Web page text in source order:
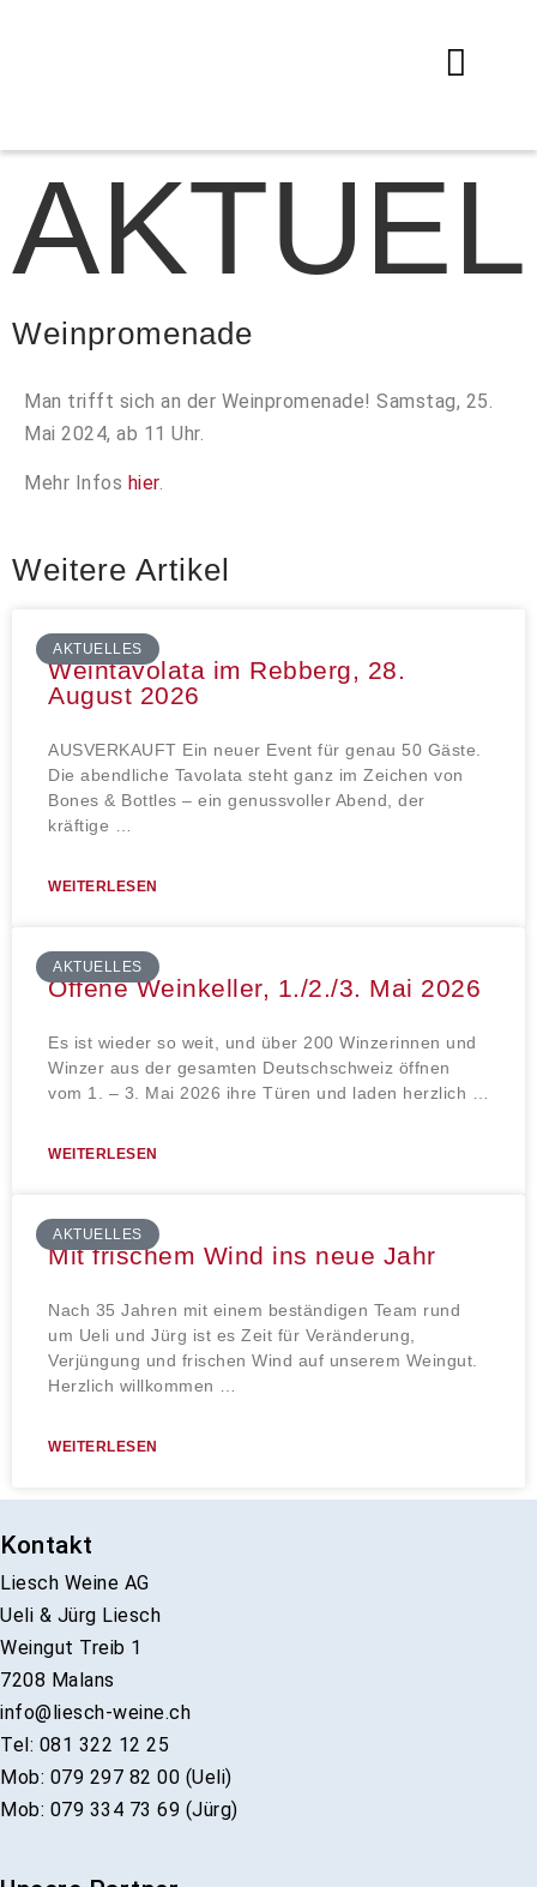
Weinpromenade
Man trifft sich an der Weinpromenade! Samstag, 25.
Mai 2024, ab 11 Uhr.
Mehr Infos hier.
Weitere Artikel
AKTUELLES
Weintavolata im Rebberg, 28.
August 2026
AUSVERKAUFT Ein neuer Event für genau 50 Gäste.
Die abendliche Tavolata steht ganz im Zeichen von
Bones & Bottles – ein genussvoller Abend, der
kräftige …
WEITERLESEN
AKTUELLES
Offene Weinkeller, 1./2./3. Mai 2026
Es ist wieder so weit, und über 200 Winzerinnen und
Winzer aus der gesamten Deutschschweiz öffnen
vom 1. – 3. Mai 2026 ihre Türen und laden herzlich …
WEITERLESEN
AKTUELLES
Mit frischem Wind ins neue Jahr
Nach 35 Jahren mit einem beständigen Team rund
um Ueli und Jürg ist es Zeit für Veränderung,
Verjüngung und frischen Wind auf unserem Weingut.
Herzlich willkommen …
WEITERLESEN
Kontakt
Liesch Weine AG
Ueli & Jürg Liesch
Weingut Treib 1
7208 Malans
info@liesch-weine.ch
Tel: 081 322 12 25
Mob: 079 297 82 00 (Ueli)
Mob: 079 334 73 69 (Jürg)